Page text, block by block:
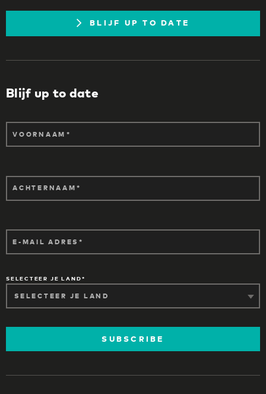
BLIJF UP TO DATE
Blijf up to date
VOORNAAM
ACHTERNAAM
E-MAIL ADRES
SELECTEER JE LAND
SUBSCRIBE